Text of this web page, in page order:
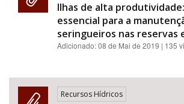
Ilhas de alta
essencial para a
seringueiros nas
Adicionado:08 de Mai de 2019 | 135
Recursos Hídricos